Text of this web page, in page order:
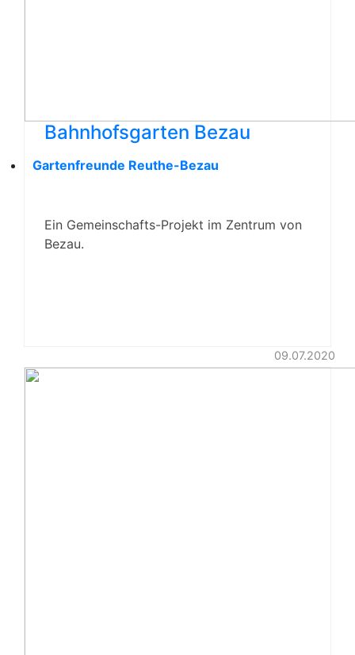
Bahnhofsgarten Bezau
Gartenfreunde Reuthe-Bezau
Ein Gemeinschafts-Projekt im Zentrum von
Bezau.
09.07.2020